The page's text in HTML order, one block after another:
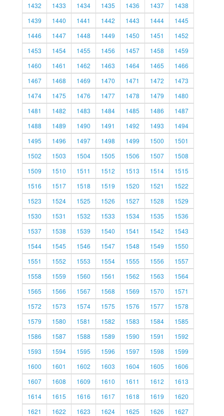
1432 1433 1434 1435 1436 1437
1438
1439
1440 1441 1442 1443 1444
1445
1446
1447 1448 1449 1450 1451
1452
1453
1454 1455 1456 1457 1458
1459
1460
1461 1462 1463 1464 1465
1466
1467
1468 1469 1470 1471 1472
1473
1474
1475 1476 1477 1478 1479
1480
1481
1482 1483 1484 1485 1486
1487
1488
1489 1490 1491 1492 1493
1494
1495
1496 1497 1498 1499 1500
1501
1502
1503 1504 1505 1506 1507
1508
1509
1510 1511 1512 1513 1514
1515
1516
1517 1518 1519 1520 1521
1522
1523
1524 1525 1526 1527 1528
1529
1530
1531 1532 1533 1534 1535
1536
1537
1538 1539 1540 1541 1542
1543
1544
1545 1546 1547 1548 1549
1550
1551
1552 1553 1554 1555 1556
1557
1558
1559 1560 1561 1562 1563
1564
1565
1566 1567 1568 1569 1570
1571
1572
1573 1574 1575 1576 1577
1578
1579
1580 1581 1582 1583 1584
1585
1586
1587 1588 1589 1590 1591
1592
1593
1594 1595 1596 1597 1598
1599
1600
1601 1602 1603 1604 1605
1606
1607
1608 1609 1610 1611 1612
1613
1614
1615 1616 1617 1618 1619
1620
1621
1622 1623 1624 1625 1626
1627